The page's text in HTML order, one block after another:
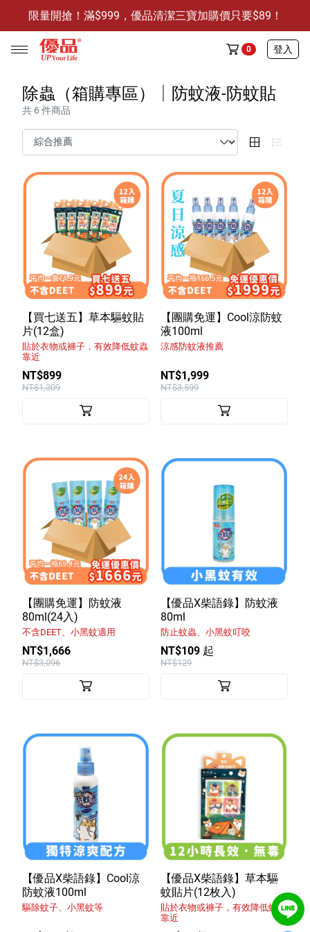
限量開搶！滿$999，優品清潔三寶加購價只要$89！
防霉清潔好幫手-任3件贈保濕抗菌洗手乳
限量開搶！滿$999，優品清潔三寶加購價只要$89！
0 登入
任選活動
商品介紹
全部商品
限時特賣
防霉清潔好幫手(任3件，贈抗菌保濕洗手乳)
室內外除蟲專區
媽媽廚房專區
浴室清潔專區
優品x柴語錄
團購專區
關於優品
會員權益
會員中心
特色服務
Youtube
除蟲（箱購專區）│防蚊液-防蚊貼
共 6 件商品
【買七送五】草本驅蚊貼
片(12盒)
貼於衣物或褲子，有效降低蚊蟲
靠近
NT$899
NT$1,309
【團購免運】Cool涼防蚊
液100ml
涼感防蚊液推薦
NT$1,999
NT$3,599
【團購免運】防蚊液
80ml(24入)
不含DEET、小黑蚊適用
NT$1,666
NT$3,096
【優品X柴語錄】防蚊液
80ml
防止蚊蟲、小黑蚊叮咬
NT$109 起
NT$129
【優品X柴語錄】Cool涼
防蚊液100ml
驅除蚊子、小黑蚊等
【優品X柴語錄】草本驅
蚊貼片(12枚入)
貼於衣物或褲子，有效降低蚊蟲
靠近